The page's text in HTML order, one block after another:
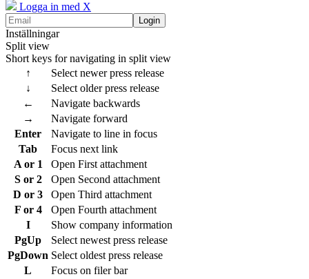
Logga in med X
Login
Inställningar
Split view
Short keys for navigating in split view
↑
Select newer press release
↓
Select older press release
←
Navigate backwards
→
Navigate forward
Enter
Navigate to line in focus
Tab
Focus next link
A or 1
Open First attachment
S or 2
Open Second attachment
D or 3
Open Third attachment
F or 4
Open Fourth attachment
I
Show company information
PgUp
Select newest press release
PgDown Select oldest press release
L
Focus on filer bar